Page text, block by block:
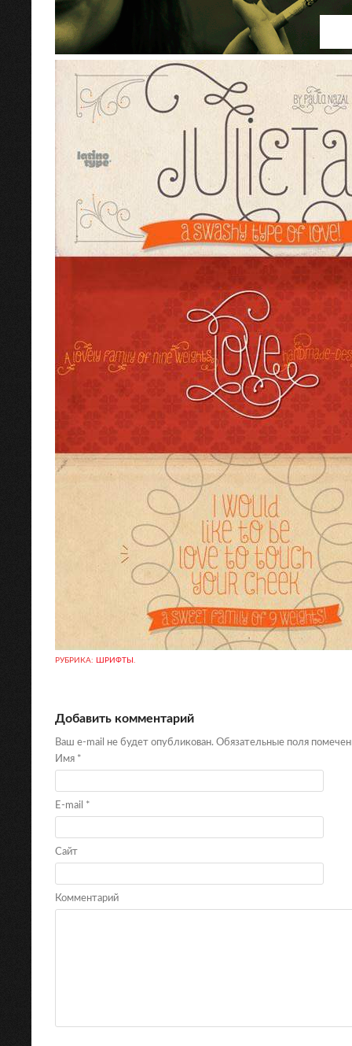
РУБРИКА: ШРИФТЫ .
Добавить комментарий
Ваш e-mail не будет опубликован. Обязательные поля
Имя *
E-mail *
Сайт
Комментарий